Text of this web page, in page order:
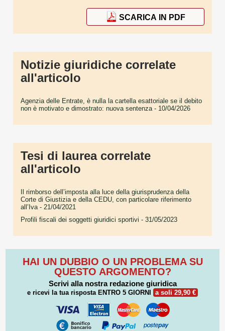
SCARICA IN PDF
Notizie giuridiche correlate
all'articolo
Agenzia delle Entrate, è nulla la cartella esattoriale se il debito
non è motivato e dimostrato: nuova sentenza - 10/04/2026
Tesi di laurea correlate
all'articolo
Il rimborso dell’imposta alla luce della giurisprudenza della
Corte di Giustizia e della CEDU, con particolare riferimento
all’Iva - 21/04/2021
Profili fiscali dei soggetti giuridici sportivi - 31/05/2023
HAI UN DUBBIO O UN PROBLEMA SU
QUESTO ARGOMENTO?
Scrivi alla nostra redazione giuridica
e ricevi la tua risposta ENTRO 5 GIORNI a soli 29,90 €